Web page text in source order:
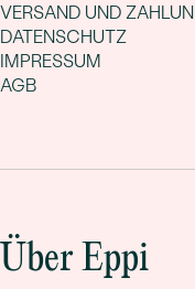
VERSAND UND
DATENSCHUTZ
IMPRESSUM
AGB
Über Eppi